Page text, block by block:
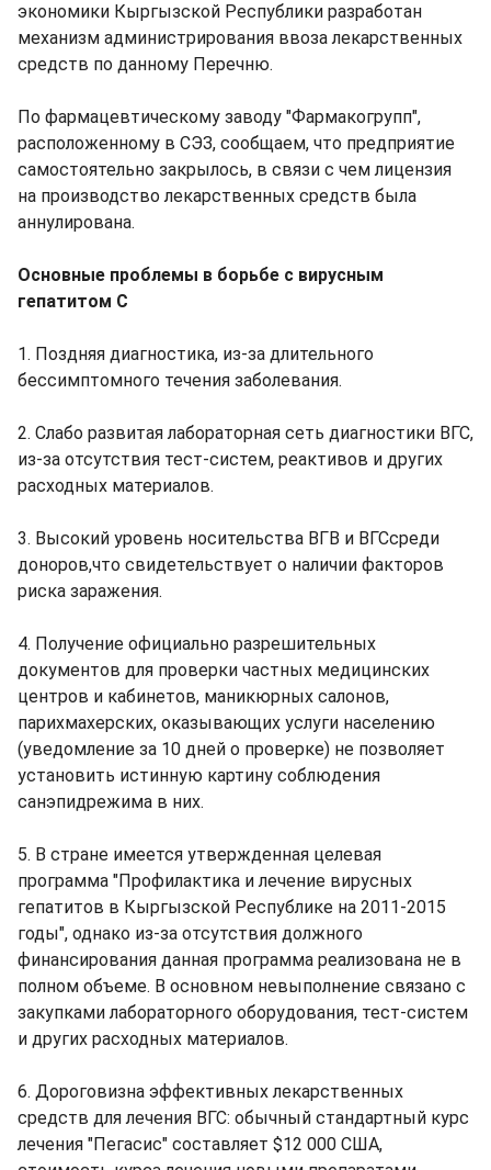
экономики Кыргызской Республики разработан
механизм администрирования ввоза лекарственных
средств по данному Перечню.
По фармацевтическому заводу "Фармакогрупп",
расположенному в СЭЗ, сообщаем, что предприятие
самостоятельно закрылось, в связи с чем лицензия
на производство лекарственных средств была
аннулирована.
Основные проблемы в борьбе с вирусным
гепатитом С
1. Поздняя диагностика, из-за длительного
бессимптомного течения заболевания.
2. Слабо развитая лабораторная сеть диагностики ВГС,
из-за отсутствия тест-систем, реактивов и других
расходных материалов.
3. Высокий уровень носительства ВГВ и ВГСсреди
доноров,что свидетельствует о наличии факторов
риска заражения.
4. Получение официально разрешительных
документов для проверки частных медицинских
центров и кабинетов, маникюрных салонов,
парихмахерских, оказывающих услуги населению
(уведомление за 10 дней о проверке) не позволяет
установить истинную картину соблюдения
санэпидрежима в них.
5. В стране имеется утвержденная целевая
программа "Профилактика и лечение вирусных
гепатитов в Кыргызской Республике на 2011-2015
годы", однако из-за отсутствия должного
финансирования данная программа реализована не в
полном объеме. В основном невыполнение связано с
закупками лабораторного оборудования, тест-систем
и других расходных материалов.
6. Дороговизна эффективных лекарственных
средств для лечения ВГС: обычный стандартный курс
лечения "Пегасис" составляет $12 000 США,